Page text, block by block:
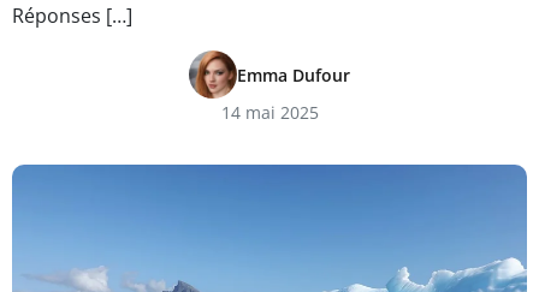
Réponses […]
Emma Dufour
14 mai 2025